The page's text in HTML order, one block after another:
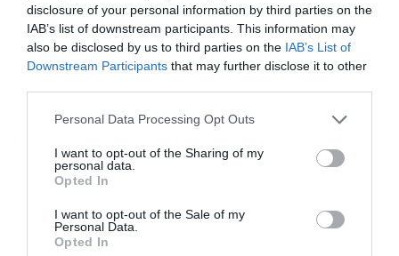
disclosure of your personal information by third parties on the
IAB’s list of downstream participants. This information may
also be disclosed by us to third parties on the IAB’s List of
Downstream Participants that may further disclose it to other
Personal Data Processing Opt Outs
I want to opt-out of the Sharing of my
personal data.
Opted In
I want to opt-out of the Sale of my
Personal Data.
Opted In
Ακολουθήστε το Powergame.gr στο
News για άμεση και έγκυρη οικονομική
ΕΡΓΑΖΟΜΕΝΟΙ